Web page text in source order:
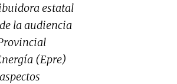
estatal
la audiencia
(Epre)